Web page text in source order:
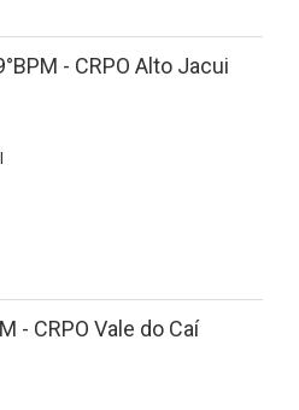
- CRPO Alto Jacui
- CRPO Vale do Caí